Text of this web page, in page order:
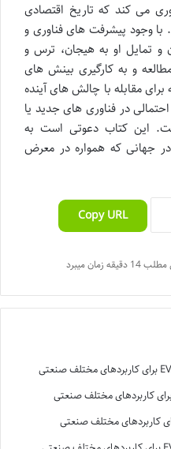
می کند که تاریخ اقتصادی
با وجود پیشرفت های فناوری و
و تمایل او به هیجان، ترس و
و به کارگیری بینش های
مقابله با چالش های آینده
در فناوری های جدید یا
این کتاب دعوتی است به
جهانی که همواره در معرض
Copy URL
زمان میبرد